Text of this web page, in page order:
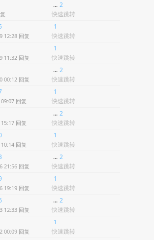
... 2
快速跳转
12:28 回复
1
快速跳转
11:32 回复
1
快速跳转
00:12 回复
... 2
快速跳转
回复
1
快速跳转
回复
... 2
快速跳转
回复
1
快速跳转
21:56 回复
... 2
快速跳转
19:19 回复
1
快速跳转
12:33 回复
... 2
快速跳转
00:09 回复
1
快速跳转